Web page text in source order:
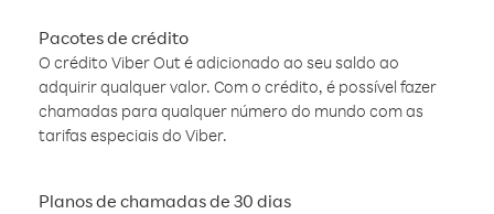
Pacotes de crédito
O crédito Viber Out é adicionado ao seu saldo ao
adquirir qualquer valor. Com o crédito, é possível fazer
chamadas para qualquer número do mundo com as
tarifas especiais do Viber.
Planos de chamadas de 30 dias